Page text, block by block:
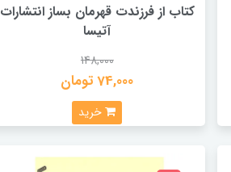
کتاب از فرزندت قهرمان بساز انتشارات
آتیسا
148,000
74,000 تومان
خرید